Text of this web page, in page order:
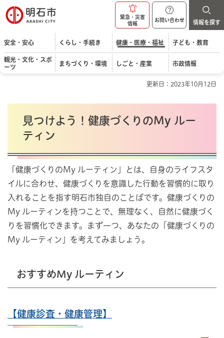
明石市
緊急・災害
情報
お問い合わせ 情報を探す
安全・安心 くらし・手続き 健康・医療・福祉 子ども・教育
観光・文化・スポ
ーツ
まちづくり・環境 しごと・産業 市政情報
更新日：2023年10月12日
見つけよう！健康づくりのMy ルー
ティン
「健康づくりのMy ルーティン」とは、自身のライフスタ
イルに合わせ、健康づくりを意識した行動を習慣的に取り
入れることを指す明石市独自のことばです。健康づくりの
My ルーティンを持つことで、無理なく、自然に健康づく
りを習慣化できます。まず一つ、あなたの「健康づくりの
My ルーティン」を考えてみましょう。
おすすめMy ルーティン
【健康診査・健康管理】